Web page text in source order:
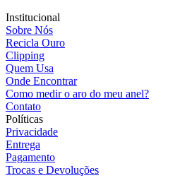
Institucional
Sobre Nós
Recicla Ouro
Clipping
Quem Usa
Onde Encontrar
Como medir o aro do meu anel?
Contato
Políticas
Privacidade
Entrega
Pagamento
Trocas e Devoluções